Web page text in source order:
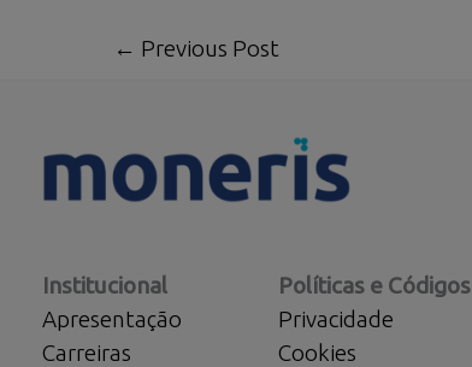
← Previous Post
Institucional
Apresentação
Carreiras
Políticas e Códigos
Privacidade
Cookies